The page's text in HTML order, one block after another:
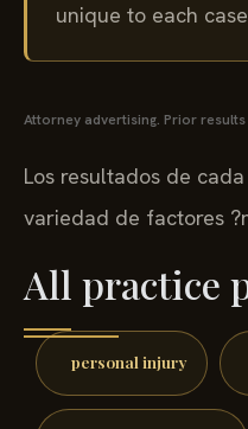
unique to each
Attorney advertising. Prior
Los resultados de
variedad de factores
All practice
personal injury